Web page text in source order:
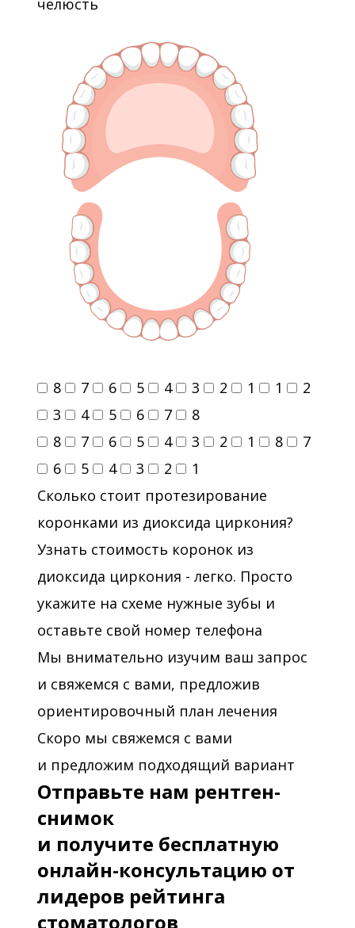
челюсть
8 7 6 5 4 3 2 1 1
2
3
4 5 6 7
8
8
7 6 5 4 3 2 1 8
7
6
5 4 3 2
1
Сколько стоит протезирование
коронками из диоксида циркония?
Узнать стоимость коронок из
диоксида циркония - легко. Просто
укажите на схеме нужные зубы и
оставьте свой номер телефона
Мы внимательно изучим ваш запрос
и свяжемся с вами, предложив
ориентировочный план лечения
Скоро мы свяжемся с вами
и предложим подходящий вариант
Отправьте нам рентген-
снимок
и получите бесплатную
онлайн-консультацию от
лидеров рейтинга
стоматологов